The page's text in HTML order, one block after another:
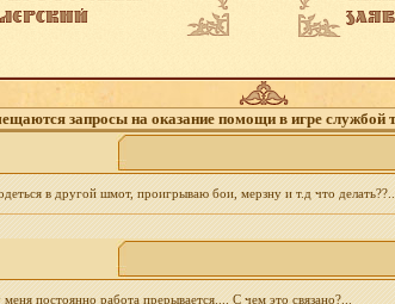
запросы на оказание помощи в игре службой
в другой шмот, проигрываю бои, мерзну и т.д что
постоянно работа прерывается.... С чем это связано?...